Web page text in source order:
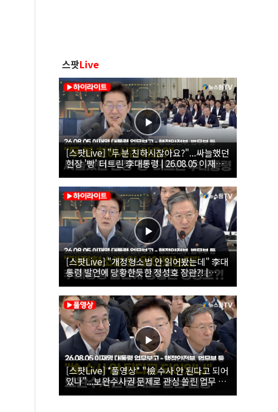
스팟Live
[스팟Live] "두 분 친하시잖아요?"...싸늘했던
현장 '빵' 터트린 李대통령 | 26.08.05 이재명
대통령 업무보고 - 행정안전부, 법무부 등
[스팟Live] "개정형소법 안 읽어봤는데" 李대
통령 발언에 당황한듯한 정성호 장관?! |
26.08.05 이재명 대통령 업무보고 - 행정안전
부, 법무부 등
[스팟Live] *풀영상* "檢 수사 안 된다고 되어
있나"...보완수사권 문제로 관심 쏠린 업무 보
고 현장 | 26.08.05 이재명 대통령 업무보고 -